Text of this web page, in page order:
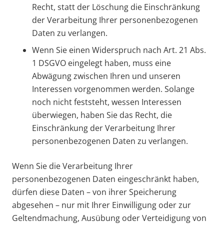
Recht, statt der Löschung die Einschränkung
der Verarbeitung Ihrer personenbezogenen
Daten zu verlangen.
Wenn Sie einen Widerspruch nach Art. 21 Abs.
1 DSGVO eingelegt haben, muss eine
Abwägung zwischen Ihren und unseren
Interessen vorgenommen werden. Solange
noch nicht feststeht, wessen Interessen
überwiegen, haben Sie das Recht, die
Einschränkung der Verarbeitung Ihrer
personenbezogenen Daten zu verlangen.
Wenn Sie die Verarbeitung Ihrer
personenbezogenen Daten eingeschränkt haben,
dürfen diese Daten – von ihrer Speicherung
abgesehen – nur mit Ihrer Einwilligung oder zur
Geltendmachung, Ausübung oder Verteidigung von